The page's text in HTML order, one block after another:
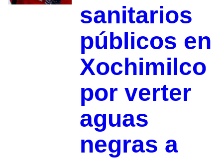
sanitarios
públicos en
Xochimilco
por verter
aguas
negras a